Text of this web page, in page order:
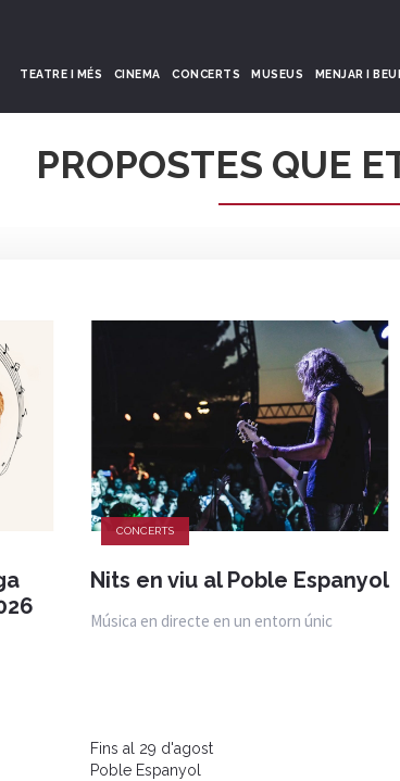
TEATRE I MÉS CINEMA CONCERTS MUSEUS MENJAR I
PROPOSTES QUE
CONCERTS
Nits en viu al Poble Espanyol
Música en directe en un entorn únic
Fins al 29 d'agost
Poble Espanyol